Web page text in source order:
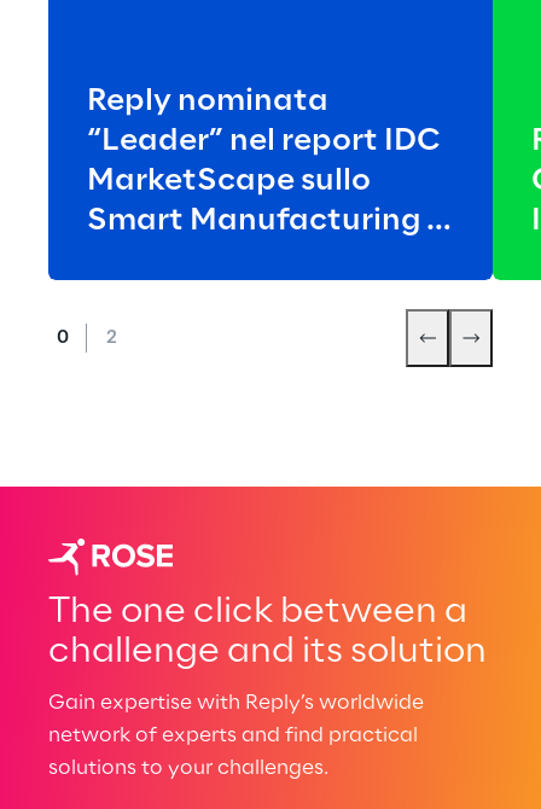
Reply nominata
“Leader” nel report IDC
MarketScape sullo
Smart Manufacturing in
The one click between a
challenge and its solution
Gain expertise with Reply’s worldwide
network of experts and find practical
solutions to your challenges.